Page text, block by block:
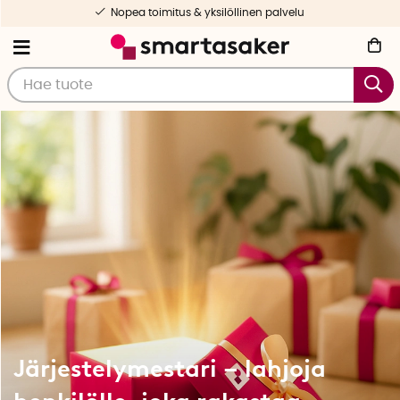
Nopea toimitus & yksilöllinen palvelu
Järjestelymestari – lahjoja